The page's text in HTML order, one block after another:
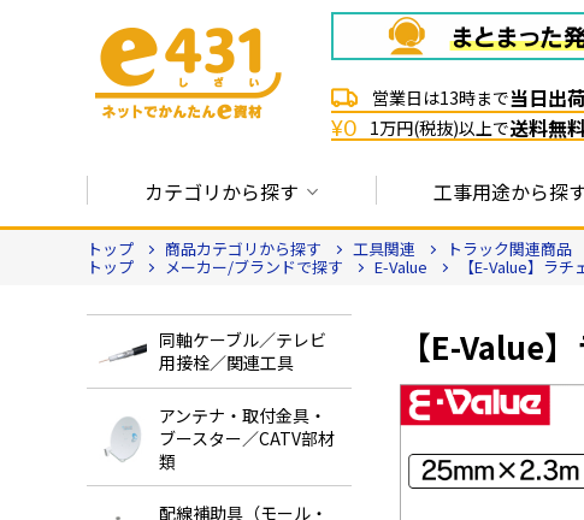
営業日は13時まで当日出
¥0 1万円(税抜)以上で送料無
カテゴリから探す 工事用途から探
トップ 商品カテゴリから探す 工具関連 トラック関連商品
トップ メーカー/ブランドで探す E-Value 【E-Value】ラ
同軸ケーブル／テレビ
用接栓／関連工具
アンテナ・取付金具・
ブースター／CATV部材
類
配線補助具（モール・
【E-Value